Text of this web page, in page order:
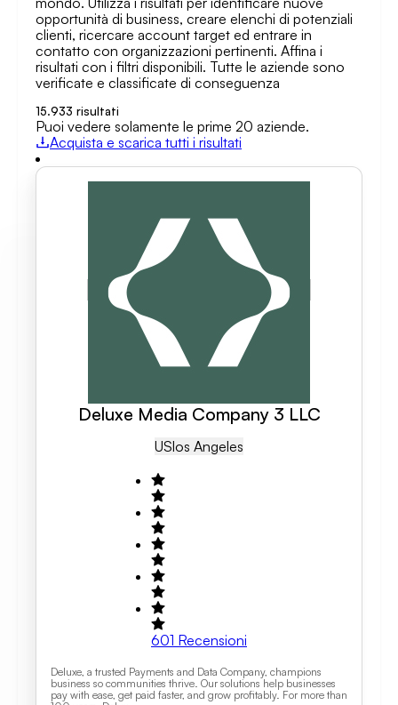
opportunità di business, creare elenchi di potenziali
clienti, ricercare account target ed entrare in
contatto con organizzazioni pertinenti. Affina i
risultati con i filtri disponibili. Tutte le aziende sono
verificate e classificate di conseguenza
15.933 risultati
Puoi vedere solamente le prime 20 aziende.
Acquista e scarica tutti i risultati
Deluxe Media Company 3 LLC
USLos Angeles
601 Recensioni
Deluxe, a trusted Payments and Data Company, champions
business so communities thrive. Our solutions help businesses
pay with ease, get paid faster, and grow profitably. For more than